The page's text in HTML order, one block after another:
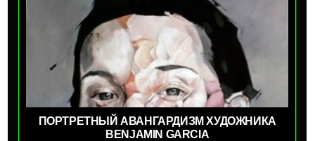
ПОРТРЕТНЫЙ АВАНГАРДИЗМ ХУДОЖНИКА
BENJAMIN GARCIA